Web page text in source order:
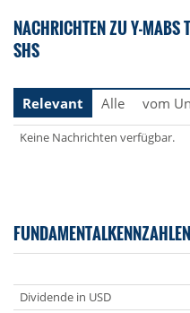
NACHRICHTEN ZU Y-MABS
SHS
Relevant
Alle vom
Keine Nachrichten verfügbar.
Dividende in USD